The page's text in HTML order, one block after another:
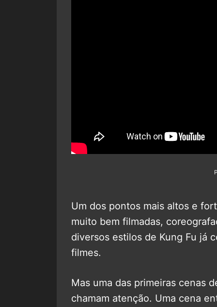
Um dos pontos mais altos e
muito bem filmadas,
diversos estilos de Kung Fu já
filmes.
Mas uma das primeiras cenas
chamam atenção. Uma cena